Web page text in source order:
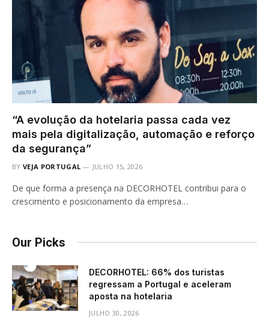
“A evolução da hotelaria passa cada vez
mais pela digitalização, automação e reforço
da segurança”
BY VEJA PORTUGAL JULHO 15, 2026
De que forma a presença na DECORHOTEL contribui para o
crescimento e posicionamento da empresa…
Our Picks
DECORHOTEL: 66% dos turistas
regressam a Portugal e aceleram
aposta na hotelaria
JULHO 30, 2026